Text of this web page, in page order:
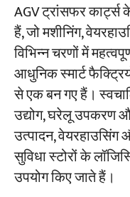
AGV ट्रांसफर कार्ट्स
हैं, जो मशीनिंग,
विभिन्न चरणों में
आधुनिक स्मार्ट
से एक बन गए हैं।
उद्योग, घरेलू उपकरण
उत्पादन,
सुविधा स्टोरों के
उपयोग किए जाते हैं।